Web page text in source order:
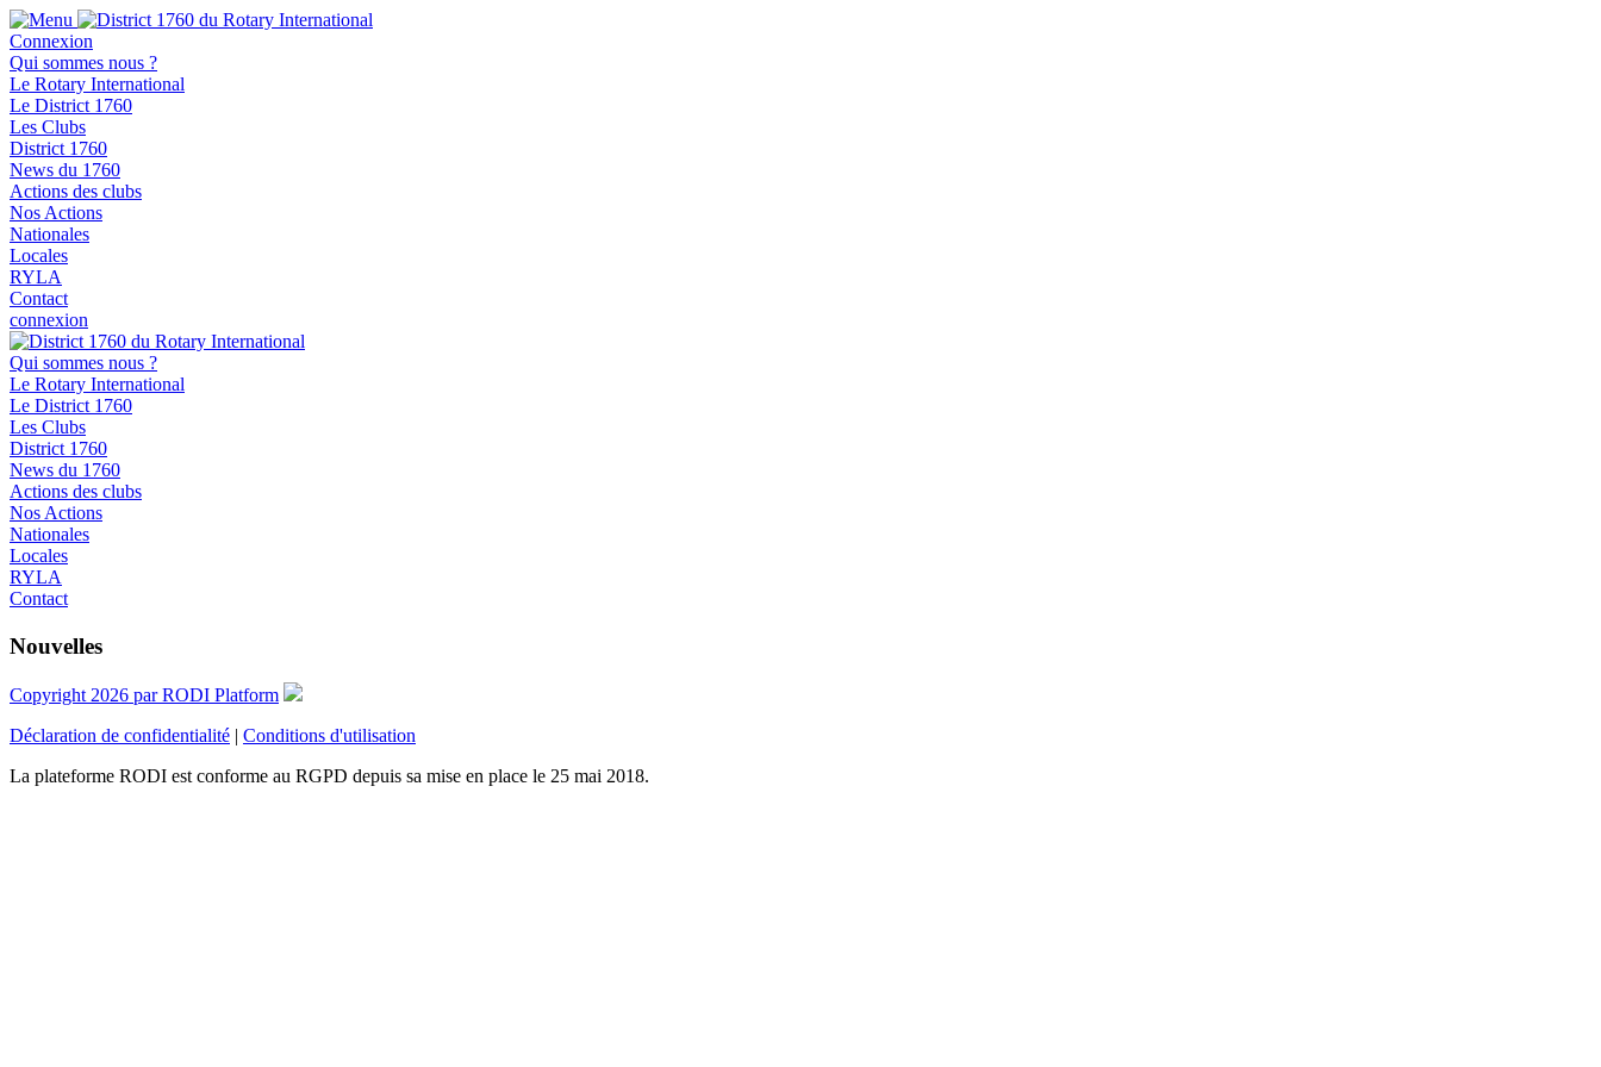
Connexion
Qui sommes nous ?
Le Rotary International
Le District 1760
Les Clubs
District 1760
News du 1760
Actions des clubs
Nos Actions
Nationales
Locales
RYLA
Contact
connexion
Qui sommes nous ?
Le Rotary International
Le District 1760
Les Clubs
District 1760
News du 1760
Actions des clubs
Nos Actions
Nationales
Locales
RYLA
Contact
Nouvelles
Copyright 2026 par RODI Platform
Déclaration de confidentialité | Conditions d'utilisation
La plateforme RODI est conforme au RGPD depuis sa mise en place le 25 mai 2018.